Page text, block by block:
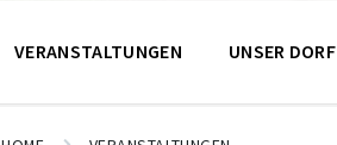
VERANSTALTUNGEN UNSER DORF